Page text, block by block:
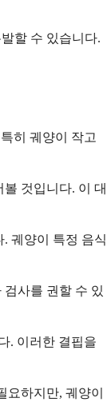
할 수 있습니다.
히 궤양이 작고
것입니다. 이 대
궤양이 특정 음식
사를 권할 수 있
. 이러한 결핍을
하지만, 궤양이